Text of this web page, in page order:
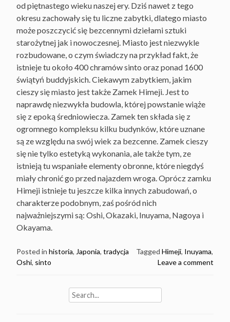
od piętnastego wieku naszej ery. Dziś nawet z tego
okresu zachowały się tu liczne zabytki, dlatego miasto
może poszczycić się bezcennymi dziełami sztuki
starożytnej jak i nowoczesnej. Miasto jest niezwykle
rozbudowane, o czym świadczy na przykład fakt, że
istnieje tu około 400 chramów sinto oraz ponad 1600
świątyń buddyjskich. Ciekawym zabytkiem, jakim
cieszy się miasto jest także Zamek Himeji. Jest to
naprawdę niezwykła budowla, której powstanie wiąże
się z epoką średniowiecza. Zamek ten składa się z
ogromnego kompleksu kilku budynków, które uznane
są ze względu na swój wiek za bezcenne. Zamek cieszy
się nie tylko estetyką wykonania, ale także tym, ze
istnieją tu wspaniałe elementy obronne, które niegdyś
miały chronić go przed najazdem wroga. Oprócz zamku
Himeji istnieje tu jeszcze kilka innych zabudowań, o
charakterze podobnym, zaś pośród nich
najważniejszymi są: Oshi, Okazaki, Inuyama, Nagoya i
Okayama.
Posted in historia, Japonia, tradycja Tagged Himeji, Inuyama,
Oshi, sinto Leave a comment
Search
for: